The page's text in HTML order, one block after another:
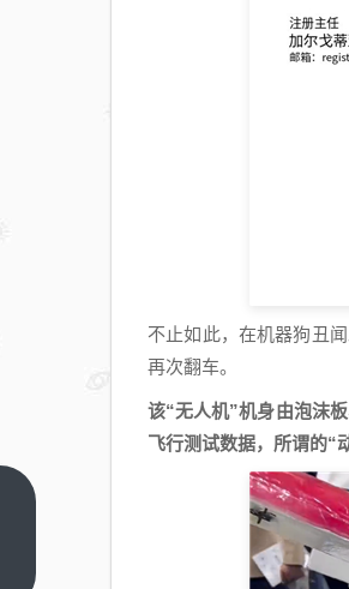
不止如此，在机器狗丑
再次翻车。
该“无人机”机身由泡沫
飞行测试数据，所谓的“